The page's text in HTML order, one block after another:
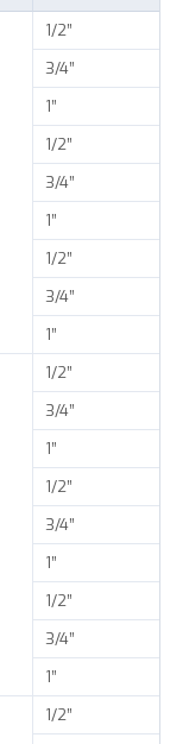
1/2”
3/4”
1”
1/2”
3/4”
1”
1/2”
3/4”
1”
1/2”
3/4”
1”
1/2”
3/4”
1”
1/2”
3/4”
1”
1/2”